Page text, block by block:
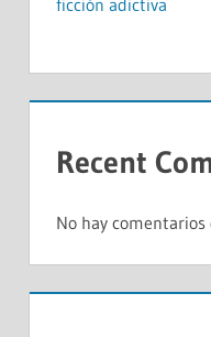
Recent
No hay